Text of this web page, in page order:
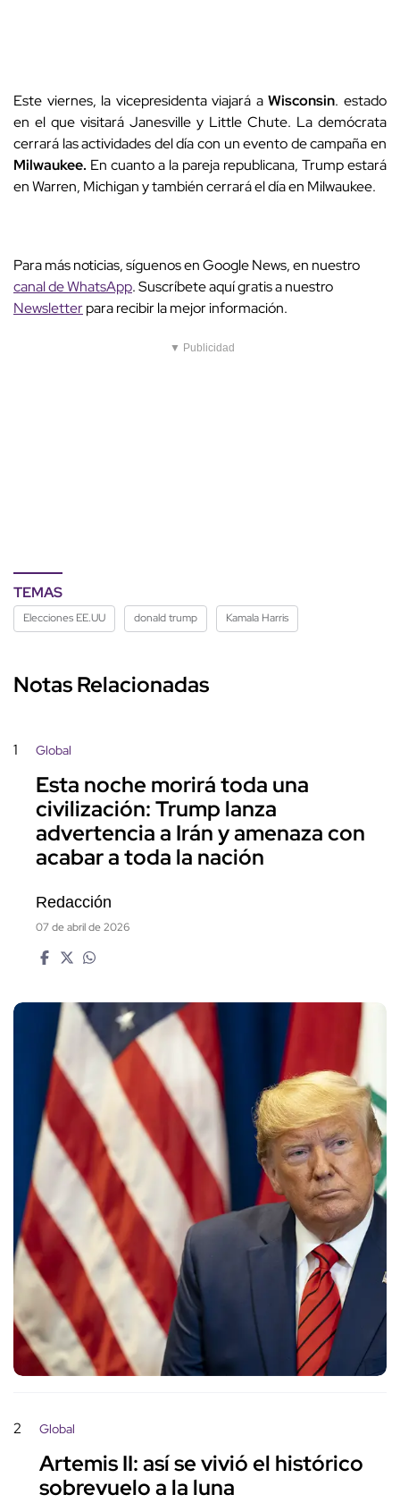
Este viernes, la vicepresidenta viajará aWisconsin. estado
en el que visitará Janesville y Little Chute. La demócrata
cerrará las actividades del día con un evento de campaña en
Milwaukee. En cuanto a la pareja republicana, Trump estará
en Warren, Michigan y también cerrará el día en Milwaukee.
Para más noticias, síguenos en Google News, en nuestro
canal de WhatsApp. Suscríbete aquí gratis a nuestro
Newsletterpara recibir la mejor información.
▼ Publicidad
TEMAS
Elecciones EE.UU donald trump Kamala Harris
Notas Relacionadas
1 Global
Esta noche morirá toda una
civilización: Trump lanza
advertencia a Irán y amenaza con
acabar a toda la nación
Redacción
07 de abril de 2026
2 Global
Artemis II: así se vivió el histórico
sobrevuelo a la luna